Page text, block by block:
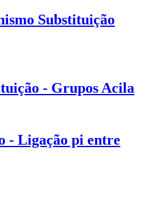
Substituição
- Grupos Acila
- Ligação pi entre